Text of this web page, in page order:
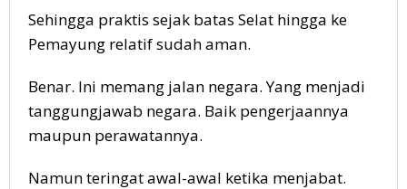
Sehingga praktis sejak batas Selat hingga ke
Pemayung relatif sudah aman.
Benar. Ini memang jalan negara. Yang menjadi
tanggungjawab negara. Baik pengerjaannya
maupun perawatannya.
Namun teringat awal-awal ketika menjabat.